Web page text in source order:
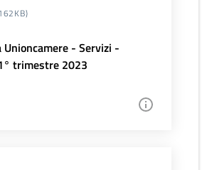
- Servizi -
trimestre 2023